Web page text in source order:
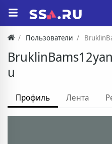
Пользователи
u
Профиль Лента